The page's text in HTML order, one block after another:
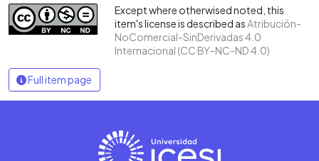
Except where otherwised noted, this
item's license is described asAtribución-
NoComercial-SinDerivadas 4.0
Internacional (CC BY-NC-ND 4.0)
Full item page